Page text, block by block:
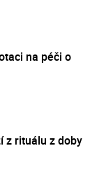
na péči o
z rituálu z doby